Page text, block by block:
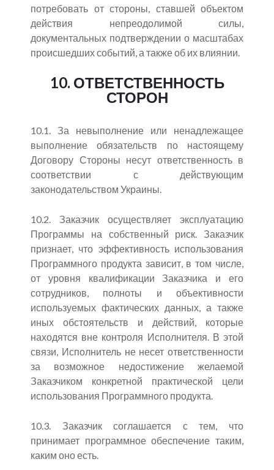
потребовать от стороны, ставшей объектом
действия непреодолимой силы,
документальных подтверждении о масштабах
происшедших событий, а также об их влиянии.
10. ОТВЕТСТВЕННОСТЬ
СТОРОН
10.1. За невыполнение или ненадлежащее
выполнение обязательств по настоящему
Договору Стороны несут ответственность в
соответствии с действующим
законодательством Украины.
10.2. Заказчик осуществляет эксплуатацию
Программы на собственный риск. Заказчик
признает, что эффективность использования
Программного продукта зависит, в том числе,
от уровня квалификации Заказчика и его
сотрудников, полноты и объективности
используемых фактических данных, а также
иных обстоятельств и действий, которые
находятся вне контроля Исполнителя. В этой
связи, Исполнитель не несет ответственности
за возможное недостижение желаемой
Заказчиком конкретной практической цели
использования Программного продукта.
10.3. Заказчик соглашается с тем, что
принимает программное обеспечение таким,
каким оно есть.